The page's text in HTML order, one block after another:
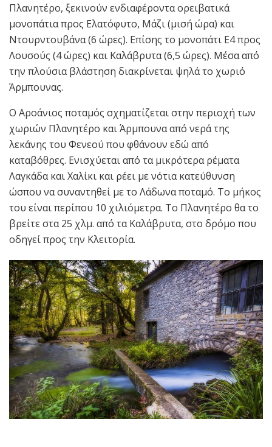
Πλανητέρο, ξεκινούν ενδιαφέροντα ορειβατικά
μονοπάτια προς Ελατόφυτο, Μάζι (μισή ώρα) και
Ντουρντουβάνα (6 ώρες). Eπίσης το μονοπάτι Ε4 προς
Λουσούς (4 ώρες) και Καλάβρυτα (6,5 ώρες). Mέσα από
την πλούσια βλάστηση διακρίνεται ψηλά το χωριό
Άρμπουνας.
Ο Αροάνιος ποταμός σχηματίζεται στην περιοχή των
χωριών Πλανητέρο και Άρμπουνα από νερά της
λεκάνης του Φενεού που φθάνουν εδώ από
καταβόθρες. Ενισχύεται από τα μικρότερα ρέματα
Λαγκάδα και Χαλίκι και ρέει με νότια κατεύθυνση
ώσπου να συναντηθεί με το Λάδωνα ποταμό. Το μήκος
του είναι περίπου 10 χιλιόμετρα. Το Πλανητέρο θα το
βρείτε στα 25 χλμ. από τα Kαλάβρυτα, στο δρόμο που
οδηγεί προς την Kλειτορία.